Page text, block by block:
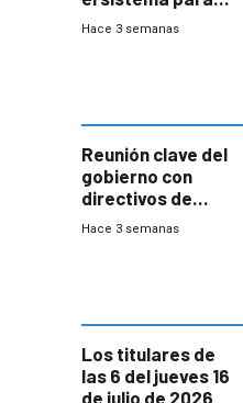
la búsqueda
Hace 3 semanas
Reunión clave del
gobierno con
directivos de
Fábricas
Hace 3 semanas
Los titulares de
las 6 del jueves 16
de julio de 2026